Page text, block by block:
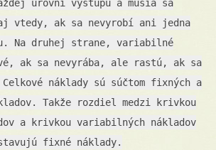
úrovni výstupu a musia sa
vtedy, ak sa nevyrobí ani jedna
Na druhej strane, variabilné
ak sa nevyrába, ale rastú, ak sa
náklady sú súčtom fixných a
Takže rozdiel medzi krivkou
a krivkou variabilných nákladov
fixné náklady.